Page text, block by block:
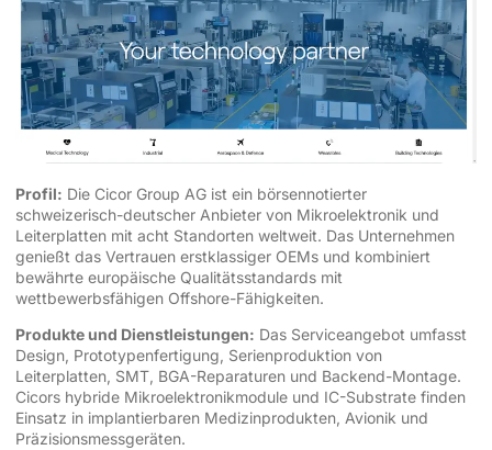
Profil: Die Cicor Group AG ist ein börsennotierter
schweizerisch-deutscher Anbieter von Mikroelektronik und
Leiterplatten mit acht Standorten weltweit. Das Unternehmen
genießt das Vertrauen erstklassiger OEMs und kombiniert
bewährte europäische Qualitätsstandards mit
wettbewerbsfähigen Offshore-Fähigkeiten.
Produkte und Dienstleistungen: Das Serviceangebot umfasst
Design, Prototypenfertigung, Serienproduktion von
Leiterplatten, SMT, BGA-Reparaturen und Backend-Montage.
Cicors hybride Mikroelektronikmodule und IC-Substrate finden
Einsatz in implantierbaren Medizinprodukten, Avionik und
Präzisionsmessgeräten.